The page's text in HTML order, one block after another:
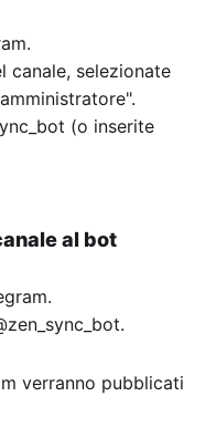
canale, selezionate
(o inserite
al bot
verranno pubblicati